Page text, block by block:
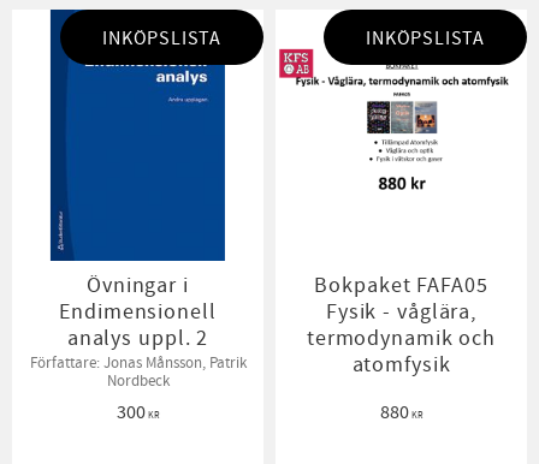
Övningar i
Endimensionell
analys uppl. 2
Författare: Jonas Månsson, Patrik
Nordbeck
300KR
INKÖPSLISTA
Bokpaket FAFA05
Fysik - våglära,
termodynamik och
atomfysik
880KR
INKÖPSLISTA